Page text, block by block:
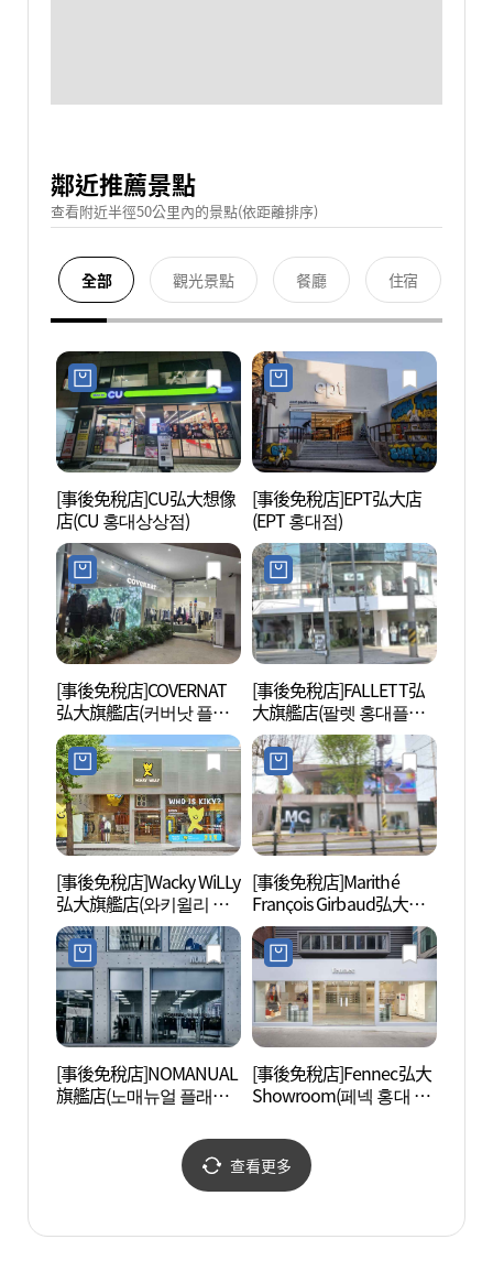
鄰近推薦景點
查看附近半徑50公里內的景點(依距離排序)
全部 觀光景點 餐廳 住宿
[事後免稅店]CU弘大想像
店(CU 홍대상상점)
[事後免稅店]EPT弘大店
(EPT 홍대점)
[事後免稅店]COVERNAT
弘大旗艦店(커버낫 플래
그쉽 홍대점)
[事後免稅店]FALLETT弘
大旗艦店(팔렛 홍대플래
그십스토어)
[事後免稅店]Wacky WiLLy
弘大旗艦店(와키윌리 홍
대 플래그십)
[事後免稅店]Marithé
François Girbaud弘大店
(마리떼프랑소와저버 홍
대점)
[事後免稅店]NOMANUAL
旗艦店(노매뉴얼 플래그
[事後免稅店]Fennec弘大
Showroom(페넥 홍대 쇼
查看更多